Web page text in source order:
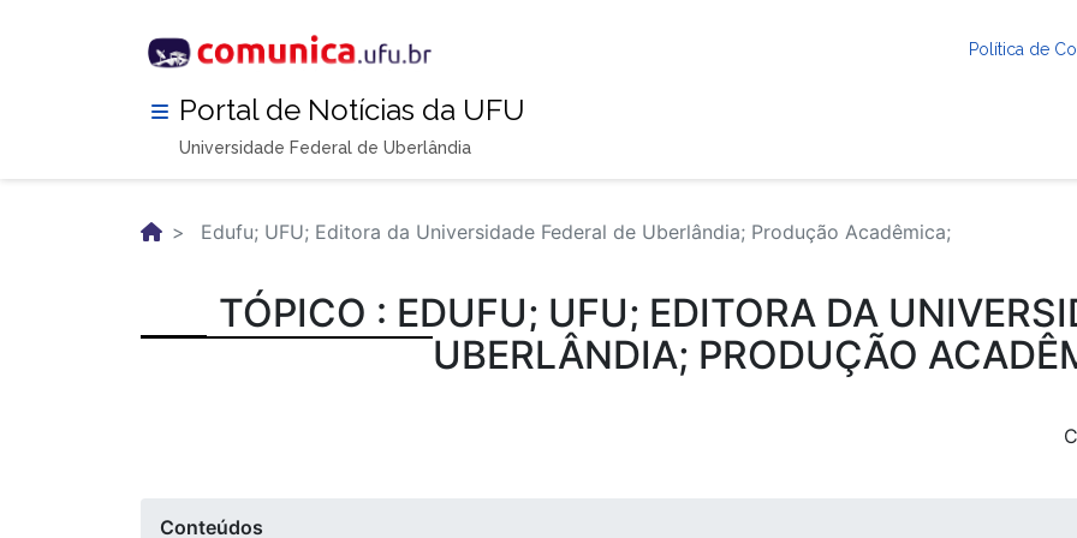
Política de
Portal de Notícias da UFU
Universidade Federal de Uberlândia
Edufu; UFU; Editora da Universidade Federal de Uberlândia; Produção Acadêmica;
TÓPICO : EDUFU; UFU; EDITORA DA
UBERLÂNDIA; PRODUÇÃO
Conteúdos